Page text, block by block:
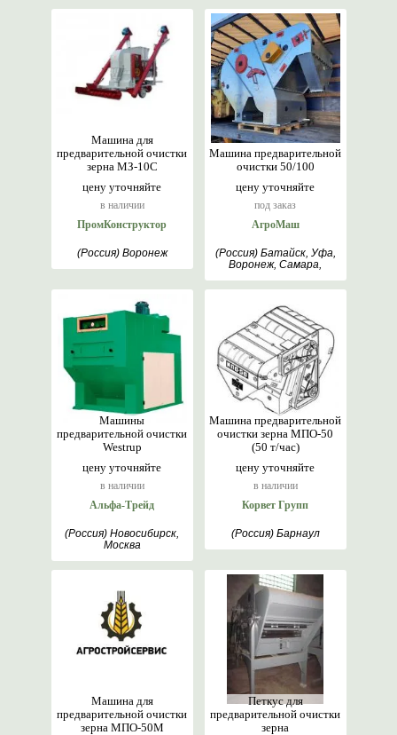
цену уточняйте
в наличии
Машина для
предварительной очистки
зерна МЗ-10С
ПромКонструктор
(Россия) Воронеж
цену уточняйте
под заказ
Машина предварительной
очистки 50/100
АгроМаш
(Россия) Батайск, Уфа,
Воронеж, Самара,
цену уточняйте
в наличии
Машины
предварительной очистки
Westrup
Альфа-Трейд
(Россия) Новосибирск,
Москва
цену уточняйте
в наличии
Машина предварительной
очистки зерна МПО-50
(50 т/час)
Корвет Групп
(Россия) Барнаул
Машина для
предварительной очистки
зерна МПО-50М
Петкус для
предварительной очистки
зерна